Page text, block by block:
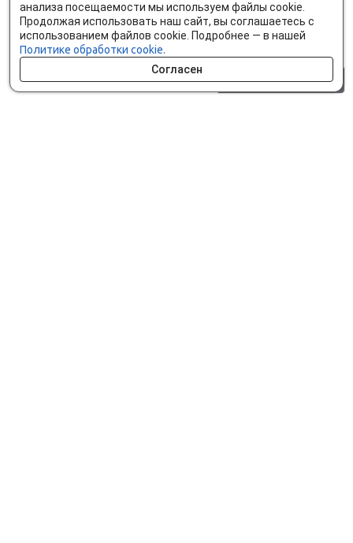
анализа посещаемости мы используем файлы cookie.
Продолжая использовать наш сайт, вы соглашаетесь с
использованием файлов cookie. Подробнее — в нашей
Политике обработки cookie.
Согласен